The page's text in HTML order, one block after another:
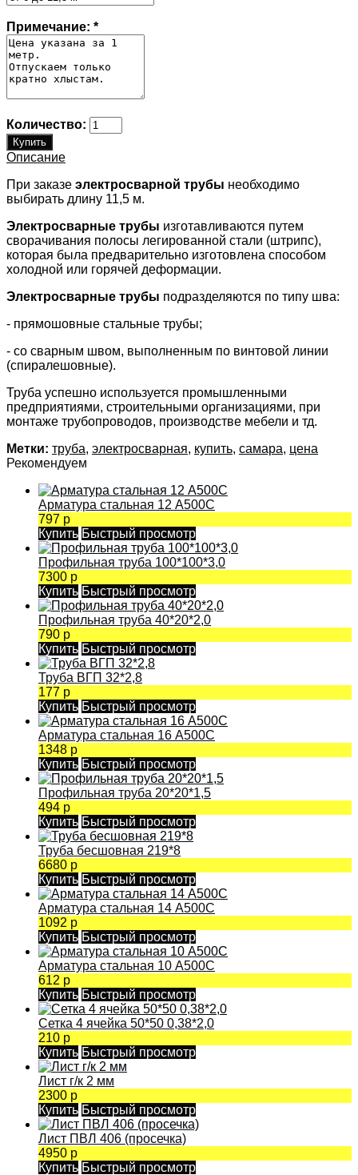
Примечание: *
Количество:
Описание
При заказе электросварной трубы необходимо
выбирать длину 11,5 м.
Электросварные трубы изготавливаются путем
сворачивания полосы легированной стали (штрипс),
которая была предварительно изготовлена способом
холодной или горячей деформации.
Электросварные трубы подразделяются по типу шва:
- прямошовные стальные трубы;
- со сварным швом, выполненным по винтовой линии
(спиралешовные).
Труба успешно используется промышленными
предприятиями, строительными организациями, при
монтаже трубопроводов, производстве мебели и тд.
Метки: труба, электросварная, купить, самара, цена
Рекомендуем
Арматура стальная 12 А500С
797 р
Купить Быстрый просмотр
Профильная труба 100*100*3,0
7300 р
Купить Быстрый просмотр
Профильная труба 40*20*2,0
790 р
Купить Быстрый просмотр
Труба ВГП 32*2,8
177 р
Купить Быстрый просмотр
Арматура стальная 16 А500С
1348 р
Купить Быстрый просмотр
Профильная труба 20*20*1,5
494 р
Купить Быстрый просмотр
Труба бесшовная 219*8
6680 р
Купить Быстрый просмотр
Арматура стальная 14 А500С
1092 р
Купить Быстрый просмотр
Арматура стальная 10 А500С
612 р
Купить Быстрый просмотр
Сетка 4 ячейка 50*50 0,38*2,0
210 р
Купить Быстрый просмотр
Лист г/к 2 мм
2300 р
Купить Быстрый просмотр
Лист ПВЛ 406 (просечка)
4950 р
Купить Быстрый просмотр